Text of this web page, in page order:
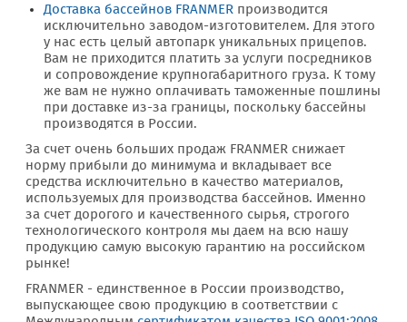
Доставка бассейнов FRANMER производится
исключительно заводом-изготовителем. Для этого
у нас есть целый автопарк уникальных прицепов.
Вам не приходится платить за услуги посредников
и сопровождение крупногабаритного груза. К тому
же вам не нужно оплачивать таможенные пошлины
при доставке из-за границы, поскольку бассейны
производятся в России.
За счет очень больших продаж FRANMER снижает
норму прибыли до минимума и вкладывает все
средства исключительно в качество материалов,
используемых для производства бассейнов. Именно
за счет дорогого и качественного сырья, строгого
технологического контроля мы даем на всю нашу
продукцию самую высокую гарантию на российском
рынке!
FRANMER - единственное в России производство,
выпускающее свою продукцию в соответствии с